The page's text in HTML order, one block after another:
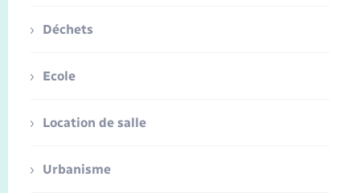
Déchets
Ecole
Location de salle
Urbanisme